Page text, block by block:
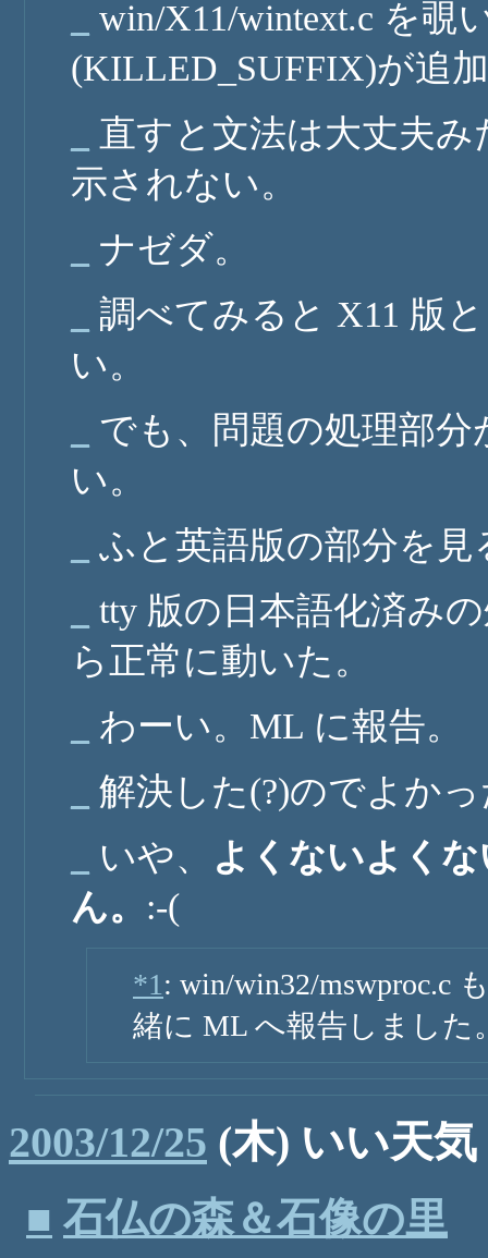
win/X11/wintext.c を覗
(KILLED_SUFFIX)が追
直すと文法は大丈夫
示されない。
ナゼダ。
調べてみると X11 版
い。
でも、問題の処理部
い。
ふと英語版の部分を
tty 版の日本語化済み
ら正常に動いた。
わーい。ML に報告。
解決した(?)のでよか
いや、
よくないよく
ん。 :-(
*1: win/win32/mswproc.c
緒に ML へ報告しました
2003/12/25 (木) いい天気
■ 石仏の森＆石像の里